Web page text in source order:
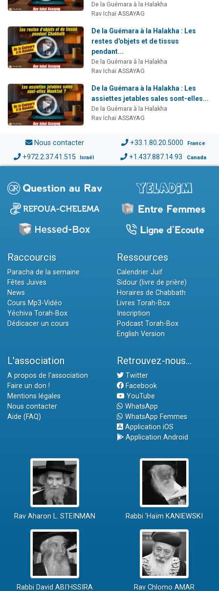
De la Guémara à la Halakha
Rav Ichaï ASSAYAG
De la Guémara à la Halakha : Les
restes d'objets et de tissus
pendant...
De la Guémara à la Halakha
Rav Ichaï ASSAYAG
De la Guémara à la Halakha : Les
assiettes jetables sales sont-elles...
De la Guémara à la Halakha
Rav Ichaï ASSAYAG
Nous contacter +33.1.80.20.5000 France
+972.2.37.41.515 Israël +1.437.887.14.93 Canada
Raccourcis
Paracha de la semaine
Fêtes Juives
News
Cours Mp3-Vidéo
Yéchiva Torah-Box
Dédicacer un cours
Ressources
Calendrier Juif
Sidour (livre de prière)
Horaires de Chabbath
Livres Torah-Box
Inscription
Podcast Torah-Box
English Version
L'association
A propos de l'association
Faire un don !
Mentions légales
Nous contacter
Aide (FAQ)
Retrouvez-nous...
Twitter
Facebook
YouTube
WhatsApp
WhatsApp Femmes
Application iOS
Application Android
Rav Aharon L. STEINMAN Rabbi 'Haïm KANIEWSKI
Rabbi David ABI'HSSIRA Rav Chlomo AMAR